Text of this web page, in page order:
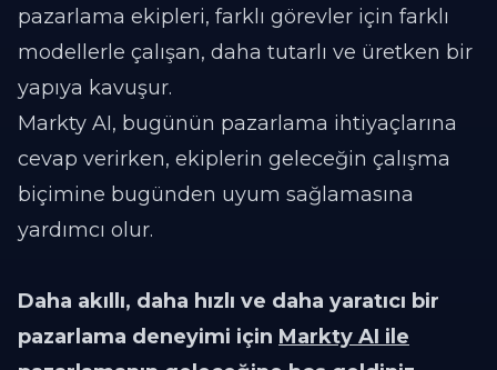
pazarlama ekipleri, farklı görevler için farklı
modellerle çalışan, daha tutarlı ve üretken bir
yapıya kavuşur.
Markty AI, bugünün pazarlama ihtiyaçlarına
cevap verirken, ekiplerin geleceğin çalışma
biçimine bugünden uyum sağlamasına
yardımcı olur.
Daha akıllı, daha hızlı ve daha yaratıcı bir
pazarlama deneyimi için Markty AI ile